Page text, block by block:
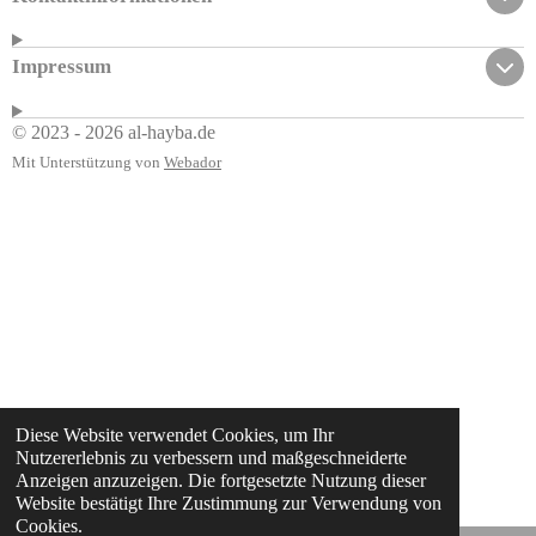
Diese Website verwendet Cookies, um Ihr
Nutzererlebnis zu verbessern und maßgeschneiderte
Anzeigen anzuzeigen. Die fortgesetzte Nutzung dieser
Website bestätigt Ihre Zustimmung zur Verwendung von
Cookies.
Impressum
© 2023 - 2026 al-hayba.de
Mit Unterstützung von Webador